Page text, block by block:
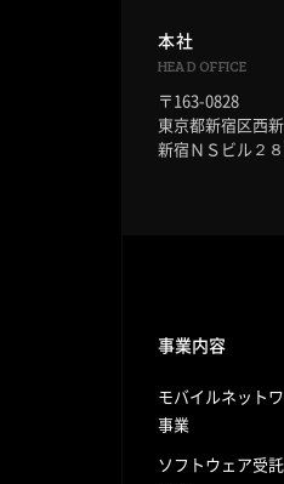
本社
HEAD OFFICE
〒163-0828
東京都新宿区西
新宿ＮＳビル２
事業内容
モバイルネット
事業
ソフトウェア受